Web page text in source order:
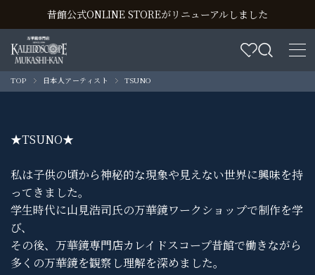
昔館公式ONLINE STOREがリニューアルしました
TOP 日本人アーティスト TSUNO
★TSUNO★
私は子供の頃から神秘的な現象や見えない世界に興味を持
ってきました。
学生時代に山見浩司氏の万華鏡ワークショップで制作を学
び、
その後、万華鏡専門店カレイドスコープ昔館で働きながら
多くの万華鏡を観察し理解を深めました。